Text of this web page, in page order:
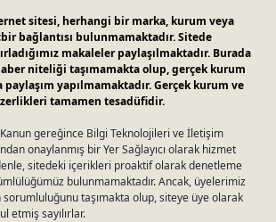
sitesi, herhangi bir marka, kurum veya
bağlantısı bulunmamaktadır. Sitede
makaleler paylaşılmaktadır. Burada
niteliği taşımamakta olup, gerçek kurum
yapılmamaktadır. Gerçek kurum ve
tamamen tesadüfidir.
Kanun gereğince Bilgi Teknolojileri ve İletişim
onaylanmış bir Yer Sağlayıcı olarak hizmet
sitedeki içerikleri proaktif olarak denetleme
bulunmamaktadır. Ancak, üyelerimiz
sorumluluğunu taşımakta olup, siteye üye olarak
etmiş sayılırlar.